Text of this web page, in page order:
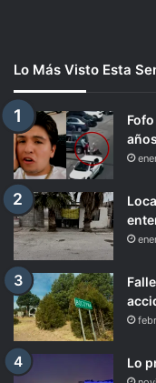
Lo Más Visto Esta
Lo